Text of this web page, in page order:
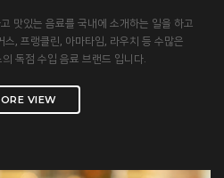
맛있는 음료를 국내에 소개하는 일을 하고
스, 프랭클린, 아마타임, 라우치 등 수많은
독점 수입 음료 브랜드 입니다.
VIEW